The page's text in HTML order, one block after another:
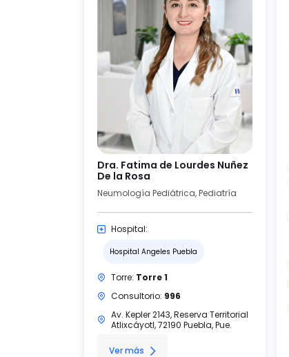
Dra. Fatima de Lourdes Nuñez
De la Rosa
Neumología Pediátrica, Pediatría
Hospital:
Hospital Angeles Puebla
Torre: Torre 1
Consultorio: 996
Av. Kepler 2143, Reserva Territorial
Atlixcáyotl, 72190 Puebla, Pue.
Ver más